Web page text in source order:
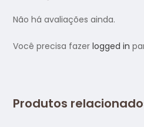
Não há avaliações ainda.
Você precisa fazerlogged in
Produtos